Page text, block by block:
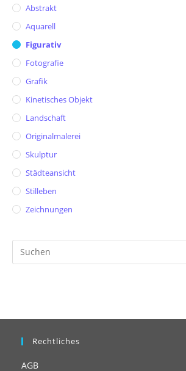
Abstrakt
Aquarell
Figurativ
Fotografie
Grafik
Kinetisches Objekt
Landschaft
Originalmalerei
Skulptur
Städteansicht
Stilleben
Zeichnungen
Rechtliches
AGB